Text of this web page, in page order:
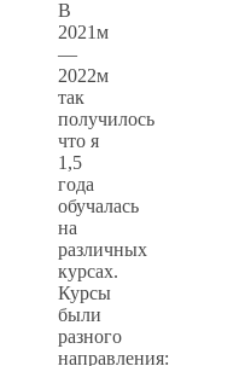
В
2021м
—
2022м
так
получилось
что я
1,5
года
обучалась
на
различных
курсах.
Курсы
были
разного
направления: